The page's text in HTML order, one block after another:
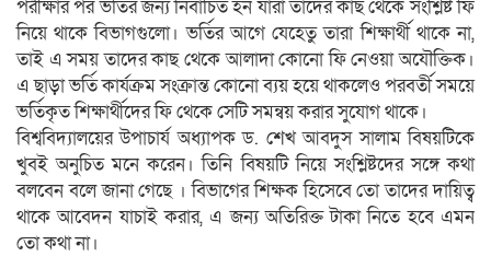
পরীক্ষার পর ভর্তির জন্য নির্বাচিত হন যারা তাদের কাছ থেকে সংশ্লিষ্ট ফি
নিয়ে থাকে বিভাগগুলো। ভর্তির আগে যেহেতু তারা শিক্ষার্থী থাকে না,
তাই এ সময় তাদের কাছ থেকে আলাদা কোনো ফি নেওয়া অযৌক্তিক।
এ ছাড়া ভর্তি কার্যক্রম সংক্রান্ত কোনো ব্যয় হয়ে থাকলেও পরবর্তী সময়ে
ভর্তিকৃত শিক্ষার্থীদের ফি থেকে সেটি সমন্বয় করার সুযোগ থাকে।
বিশ্ববিদ্যালয়ের উপাচার্য অধ্যাপক ড. শেখ আবদুস সালাম বিষয়টিকে
খুবই অনুচিত মনে করেন। তিনি বিষয়টি নিয়ে সংশ্লিষ্টদের সঙ্গে কথা
বলবেন বলে জানা গেছে । বিভাগের শিক্ষক হিসেবে তো তাদের দায়িত্ব
থাকে আবেদন যাচাই করার, এ জন্য অতিরিক্ত টাকা নিতে হবে এমন
তো কথা না।